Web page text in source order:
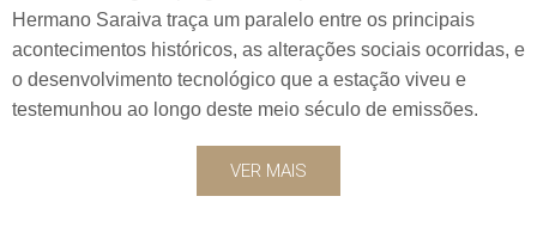
Hermano Saraiva traça um paralelo entre os principais
acontecimentos históricos, as alterações sociais ocorridas, e
o desenvolvimento tecnológico que a estação viveu e
testemunhou ao longo deste meio século de emissões.
VER MAIS